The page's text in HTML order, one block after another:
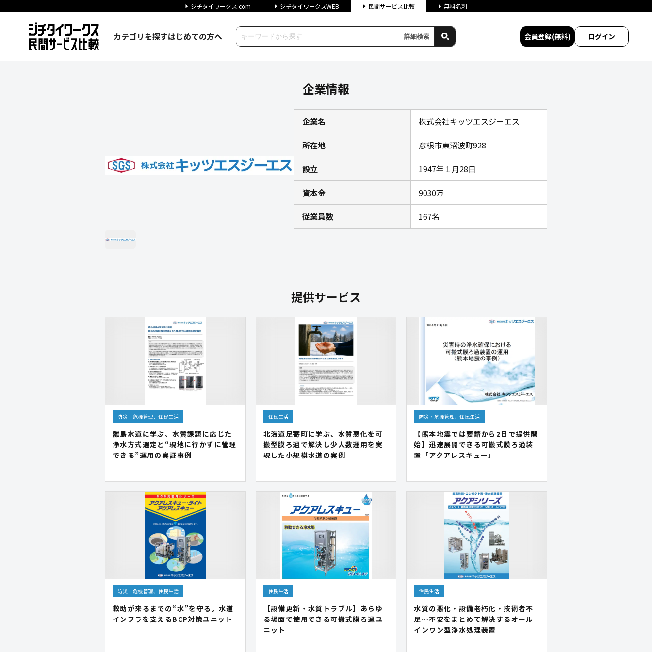
ジチタイワークス.com ジチタイワークスWEB 民間サービス比較 無料名刺
カテゴリを探すはじめての方へ 詳細検索 会員登録(無料) ログイン
企業情報
企業名 株式会社キッツエスジーエス
所在地 彦根市東沼波町928
設立 1947年１月28日
資本金 9030万
従業員数 167名
提供サービス
防災・危機管理、住民生活
離島水道に学ぶ、水質課題に応じた
浄水方式選定と“現地に行かずに管理
できる”運用の実証事例
住民生活
北海道足寄町に学ぶ、水質悪化を可
搬型膜ろ過で解決し少人数運用を実
現した小規模水道の実例
防災・危機管理、住民生活
【熊本地震では要請から2日で提供開
始】迅速展開できる可搬式膜ろ過装
置「アクアレスキュー」
防災・危機管理、住民生活
救助が来るまでの“水”を守る。水道
インフラを支えるBCP対策ユニット
住民生活
【設備更新・水質トラブル】あらゆ
る場面で使用できる可搬式膜ろ過ユ
ニット
住民生活
水質の悪化・設備老朽化・技術者不
足…不安をまとめて解決するオール
インワン型浄水処理装置